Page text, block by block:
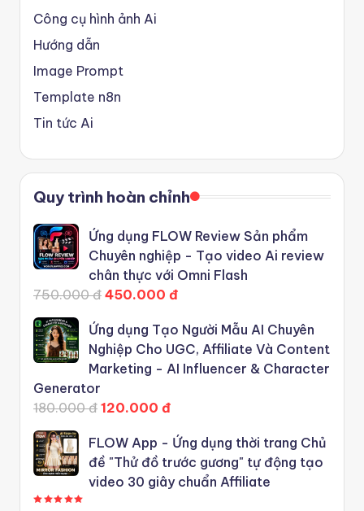
Công cụ hình ảnh Ai
Hướng dẫn
Image Prompt
Template n8n
Tin tức Ai
Quy trình hoàn chỉnh
Ứng dụng FLOW Review Sản phẩm
Chuyên nghiệp - Tạo video Ai review
chân thực với Omni Flash
750.000 đ 450.000 đ
Ứng dụng Tạo Người Mẫu AI Chuyên
Nghiệp Cho UGC, Affiliate Và Content
Marketing - AI Influencer & Character
Generator
180.000 đ 120.000 đ
FLOW App - Ứng dụng thời trang Chủ
đề "Thử đồ trước gương" tự động tạo
video 30 giây chuẩn Affiliate